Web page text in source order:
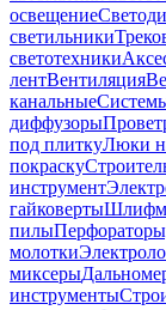
освещение
светильники
светотехники
лентВентиляция
канальные
диффузоры
под плиткуЛюки
покраску
инструмент
гайковерты
пилы
молотки
миксеры
инструменты